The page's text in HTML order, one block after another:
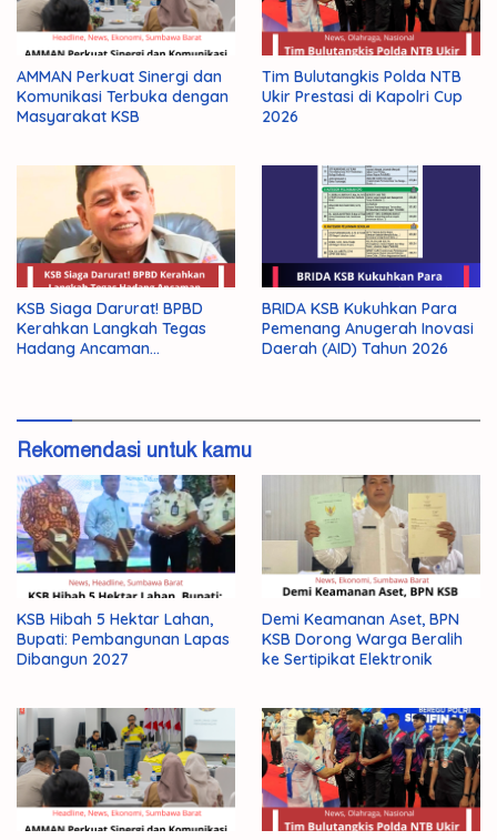
AMMAN Perkuat Sinergi dan
Komunikasi Terbuka dengan
Masyarakat KSB
Tim Bulutangkis Polda NTB
Ukir Prestasi di Kapolri Cup
2026
KSB Siaga Darurat! BPBD
Kerahkan Langkah Tegas
Hadang Ancaman
BRIDA KSB Kukuhkan Para
Pemenang Anugerah Inovasi
Daerah (AID) Tahun 2026
Rekomendasi untuk kamu
KSB Hibah 5 Hektar Lahan,
Bupati: Pembangunan Lapas
Dibangun 2027
Demi Keamanan Aset, BPN
KSB Dorong Warga Beralih
ke Sertipikat Elektronik